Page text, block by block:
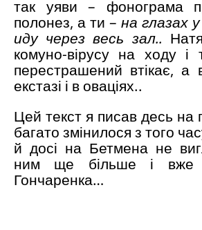
так уяви – фонограма
полонез, а ти – на глазах
иду через весь зал..
комуно-вірусу на ходу і
перестрашений втікає, а
екстазі і в оваціях..
Цей текст я писав десь на
багато змінилося з того
й досі на Бетмена не
ним ще більше і вже
Гончаренка…